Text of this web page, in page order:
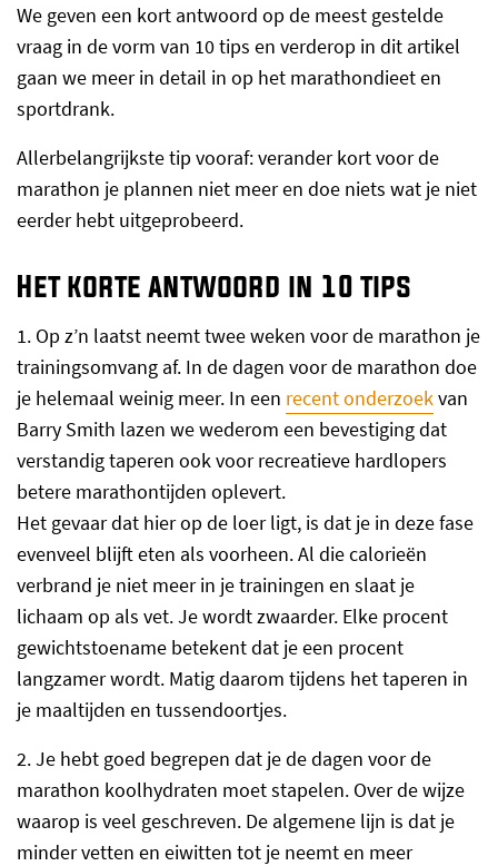
We geven een kort antwoord op de meest gestelde
vraag in de vorm van 10 tips en verderop in dit artikel
gaan we meer in detail in op het marathondieet en
sportdrank.
Allerbelangrijkste tip vooraf: verander kort voor de
marathon je plannen niet meer en doe niets wat je niet
eerder hebt uitgeprobeerd.
Het korte antwoord in 10 tips
1. Op z’n laatst neemt twee weken voor de marathon je
trainingsomvang af. In de dagen voor de marathon doe
je helemaal weinig meer. In een recent onderzoekvan
Barry Smith lazen we wederom een bevestiging dat
verstandig taperen ook voor recreatieve hardlopers
betere marathontijden oplevert.
Het gevaar dat hier op de loer ligt, is dat je in deze fase
evenveel blijft eten als voorheen. Al die calorieën
verbrand je niet meer in je trainingen en slaat je
lichaam op als vet. Je wordt zwaarder. Elke procent
gewichtstoename betekent dat je een procent
langzamer wordt. Matig daarom tijdens het taperen in
je maaltijden en tussendoortjes.
2. Je hebt goed begrepen dat je de dagen voor de
marathon koolhydraten moet stapelen. Over de wijze
waarop is veel geschreven. De algemene lijn is dat je
minder vetten en eiwitten tot je neemt en meer